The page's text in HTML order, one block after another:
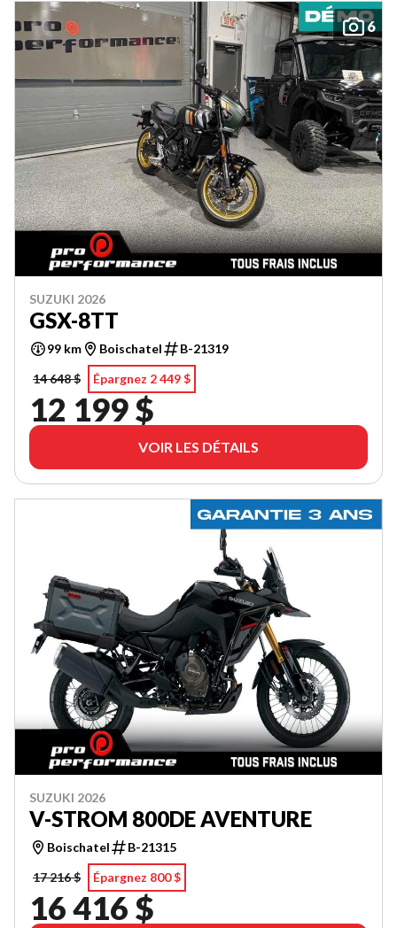
6
SUZUKI 2026
GSX-8TT
99 km Boischatel
B-21319
14 648 $
Épargnez 2 449 $
12 199 $
VOIR LES DÉTAILS
SUZUKI 2026
V-STROM 800DE AVENTURE
Boischatel
B-21315
17 216 $
Épargnez 800 $
16 416 $